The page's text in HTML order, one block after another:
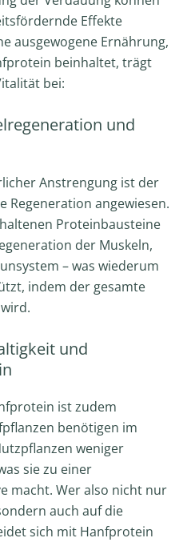
Effekte
ausgewogene Ernährung,
beinhaltet, trägt
bei:
und
Anstrengung ist der
Regeneration angewiesen.
Proteinbausteine
der Muskeln,
– was wiederum
indem der gesamte
und
ist zudem
benötigen im
weniger
sie zu einer
macht. Wer also nicht nur
auch auf die
sich mit Hanfprotein